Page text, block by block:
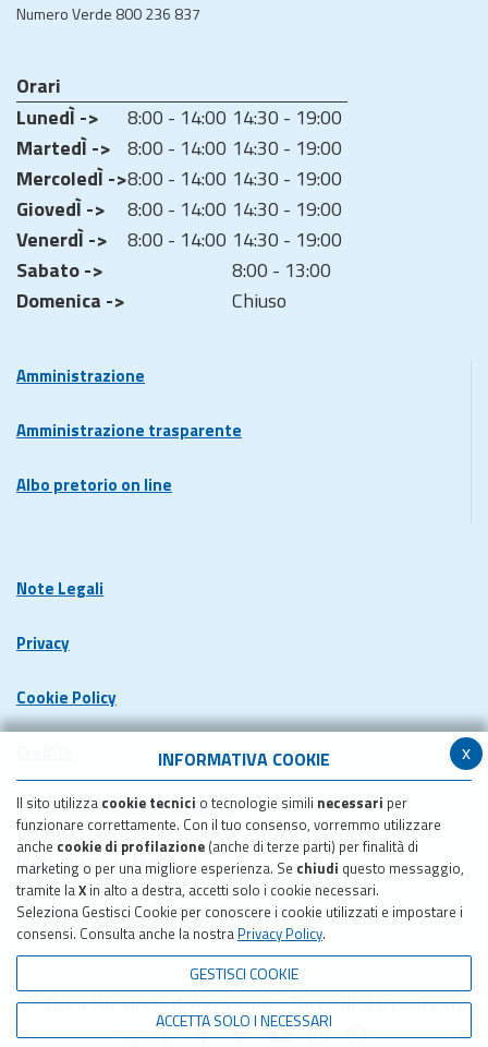
x
INFORMATIVA COOKIE
Il sito utilizza cookie tecnici o tecnologie simili necessari per
funzionare correttamente. Con il tuo consenso, vorremmo utilizzare
anche cookie di profilazione (anche di terze parti) per finalità di
marketing o per una migliore esperienza. Se chiudi questo messaggio,
tramite laX in alto a destra, accetti solo i cookie necessari.
Seleziona Gestisci Cookie per conoscere i cookie utilizzati e impostare i
consensi. Consulta anche la nostra Privacy Policy.
GESTISCI COOKIE
ACCETTA SOLO I NECESSARI
Numero Verde 800 236 837
Orari
LunedÌ ->
8:00 - 14:00 14:30 - 19:00
MartedÌ -> 8:00 - 14:00 14:30 - 19:00
MercoledÌ ->8:00 - 14:00 14:30 - 19:00
GiovedÌ ->
8:00 - 14:00 14:30 - 19:00
VenerdÌ ->
8:00 - 14:00 14:30 - 19:00
Sabato ->
8:00 - 13:00
Domenica ->
Chiuso
Amministrazione
Amministrazione trasparente
Albo pretorio on line
Note Legali
Privacy
Cookie Policy
Dichiarazione di accessibilita'
Meccanismo di feedback
Pubblicazione obiettivi di accessibilita'
© 2024 Provincia di Agrigento - Tutti i diritti riservati
Seguici su: